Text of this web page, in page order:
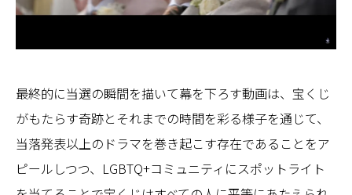
最終的に当選の瞬間を描いて幕を下ろす動画は、宝くじ
がもたらす奇跡とそれまでの時間を彩る様子を通じて、
当落発表以上のドラマを巻き起こす存在であることをア
ピールしつつ、LGBTQ+コミュニティにスポットライト